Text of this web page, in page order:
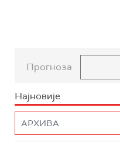
Прогноза
Најновије